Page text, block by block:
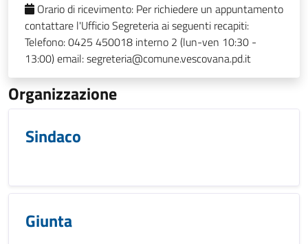
Orario di ricevimento: Per richiedere un appuntamento
contattare l'Ufficio Segreteria ai seguenti recapiti:
Telefono: 0425 450018 interno 2 (lun-ven 10:30 -
13:00) email: segreteria@comune.vescovana.pd.it
Organizzazione
Sindaco
Giunta